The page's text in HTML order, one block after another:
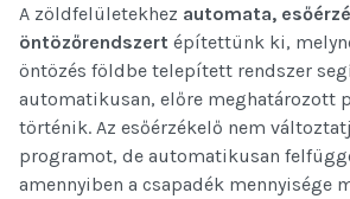
A zöldfelületekhez automata,
öntözőrendszert építettünk ki,
öntözés földbe telepített rendszer
automatikusan, előre meghatározott
történik. Az esőérzékelő nem
programot, de automatikusan
amennyiben a csapadék mennyisége